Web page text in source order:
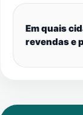
Em quais
revendas e